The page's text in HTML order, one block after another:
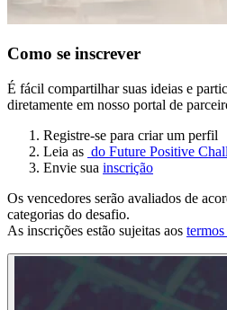
Como se inscrever
É fácil compartilhar suas ideias e
diretamente em nosso portal de
Registre-se para criar um perfil
Leia as do Future Positive
Envie sua inscrição
Os vencedores serão avaliados de
categorias do desafio.
As inscrições estão sujeitas aos